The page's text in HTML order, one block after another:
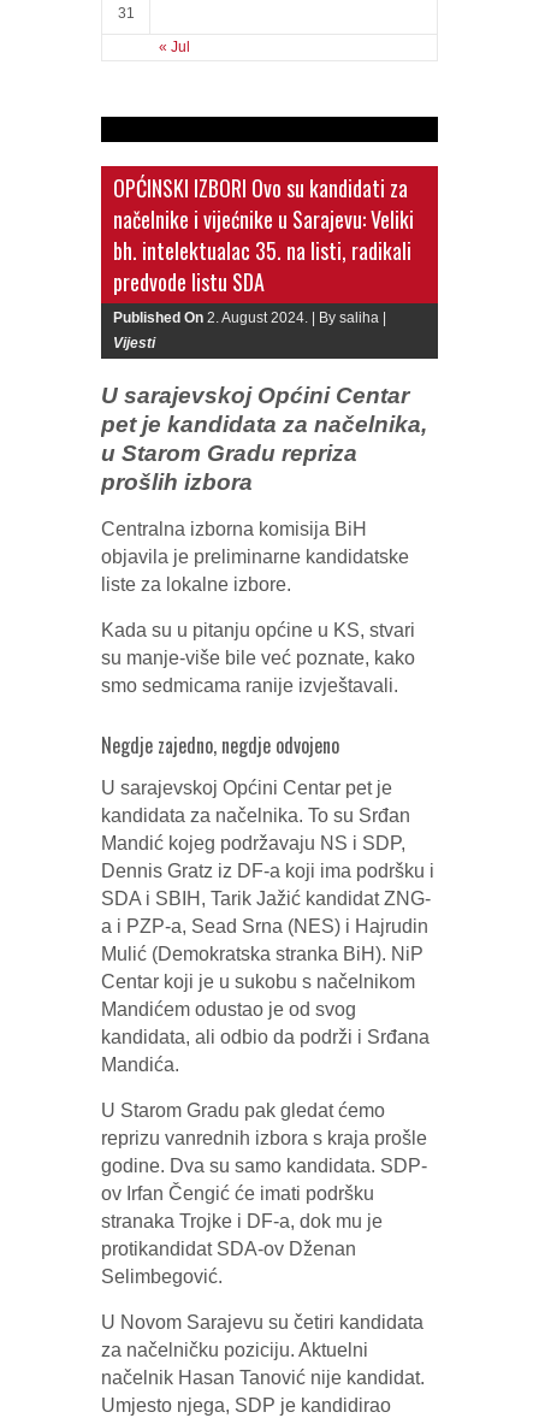
« Jul
31
OPĆINSKI IZBORI Ovo su kandidati za
načelnike i vijećnike u Sarajevu: Veliki
bh. intelektualac 35. na listi, radikali
predvode listu SDA
Published On 2. August 2024. |
By saliha |
Vijesti
U sarajevskoj Općini Centar
pet je kandidata za načelnika,
u Starom Gradu repriza
prošlih izbora
Centralna izborna komisija BiH
objavila je preliminarne kandidatske
liste za lokalne izbore.
Kada su u pitanju općine u KS, stvari
su manje-više bile već poznate, kako
smo sedmicama ranije izvještavali.
Negdje zajedno, negdje odvojeno
U sarajevskoj Općini Centar pet je
kandidata za načelnika. To su Srđan
Mandić kojeg podržavaju NS i SDP,
Dennis Gratz iz DF-a koji ima podršku i
SDA i SBIH, Tarik Jažić kandidat ZNG-
a i PZP-a, Sead Srna (NES) i Hajrudin
Mulić (Demokratska stranka BiH). NiP
Centar koji je u sukobu s načelnikom
Mandićem odustao je od svog
kandidata, ali odbio da podrži i Srđana
Mandića.
U Starom Gradu pak gledat ćemo
reprizu vanrednih izbora s kraja prošle
godine. Dva su samo kandidata. SDP-
ov Irfan Čengić će imati podršku
stranaka Trojke i DF-a, dok mu je
protikandidat SDA-ov Dženan
Selimbegović.
U Novom Sarajevu su četiri kandidata
za načelničku poziciju. Aktuelni
načelnik Hasan Tanović nije kandidat.
Umjesto njega, SDP je kandidirao